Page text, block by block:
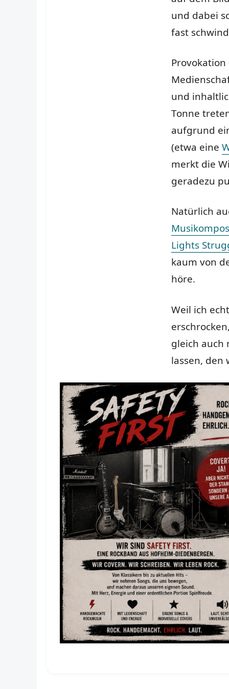
und dabei
fast
Provokation
und
Tonne
aufgrund
(etwa eine
merkt die
geradezu
Natürlich
Lights
kaum von
höre.
Weil ich
gleich auch
lassen, den